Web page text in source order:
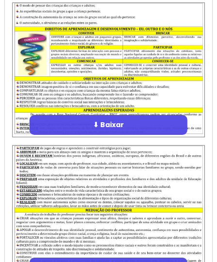
⬇ Baixar